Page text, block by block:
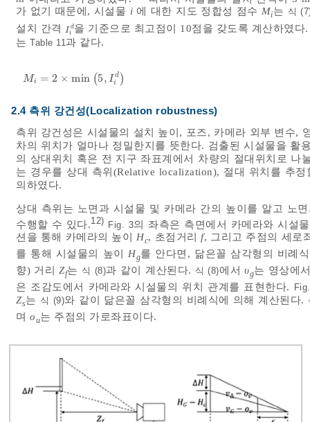
가 없기 때문에, 시설물 i 에 대한 지도 정합성 점수 Mi는 식
설치 간격 Id
i
Iid을 기준으로 최고점이 10점을 갖도록 계산하였
는 Table 11과 같다.
Mi = 2 × min (5, I d
i
)
M = 2×m n5,Iid
2.4 측위 강건성(Localization robustness)
측위 강건성은 시설물의 설치 높이, 포즈, 카메라 외부 변수,
차의 위치가 얼마나 정밀한지를 뜻한다. 검출된 시설물을 활
의 상대위치 혹은 전 지구 좌표계에서 차량의 절대위치로
는 경우를 상대 측위(Relative localization), 절대 위치를 추
의하였다.
상대 측위는 노면과 시설물 및 카메라 간의 높이를 알고 노
수행할 수 있다.12) Fig. 3의 좌측은 측면에서 카메라와 시설
션을 통해 카메라의 높이Hc, 초점거리f, 그리고 주점의 세로
를 통해 시설물의 높이Hg를 안다면, 닮은꼴 삼각형의 비례
향) 거리Zf는 식 (8)과 같이 계산된다. 식 (8)에서υg는 영상에
은 조감도에서 카메라와 시설물의 위치 관계를 표현한다.
Zs는 식 (9)와 같이 닮은꼴 삼각형의 비례식에 의해 계산된다.
며 ou는 주점의 가로좌표이다.